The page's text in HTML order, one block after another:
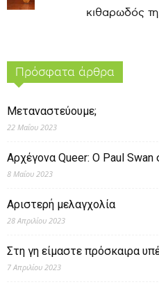
κιθαρωδός
Πρόσφατα άρθρα
Μεταναστεύουμε;
22 Μαΐου 2023
Αρχέγονα Queer: O Paul
8 Μαΐου 2023
Αριστερή μελαγχολία
28 Απριλίου 2023
Στη γη είμαστε πρόσκαιρα
7 Απριλίου 2023